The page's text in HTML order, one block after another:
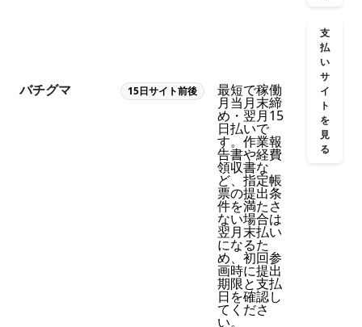
バチグマ 15日サイト前後 最短で稼働
月当月末締
め・翌月15
日払いで
す。作業報
告書や経費
領収書な
ど、指定帳
票の提出条
件を満たさ
ない場合は
翌月末払い
になるた
め、初回参
画時に提出
期限と支払
日を確認し
てくださ
い。
支
払
い
サ
イ
ト
を
見
る